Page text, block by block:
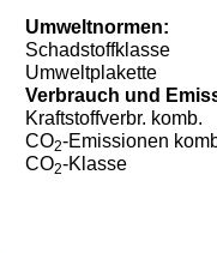
Umweltnormen:
Schadstoffklasse
Umweltplakette
Verbrauch und
Kraftstoffverbr. komb.
CO2-Emissionen
CO2-Klasse